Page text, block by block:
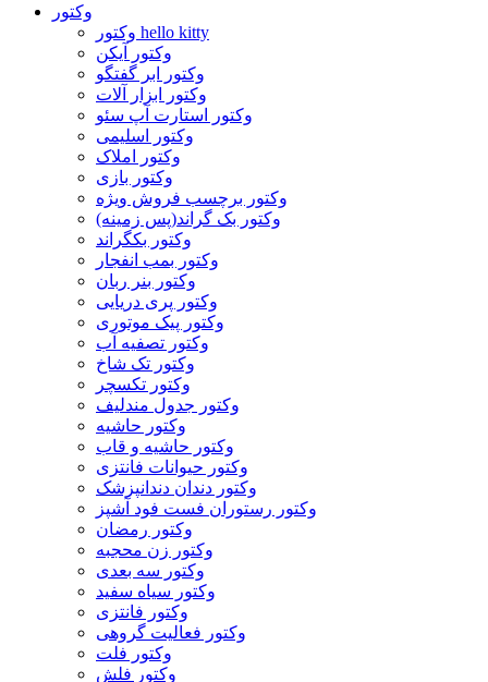
وکتور
وکتور hello kitty
وکتور آیکن
وکتور ابر گفتگو
وکتور ابزار آلات
وکتور استارت آپ سئو
وکتور اسلیمی
وکتور املاک
وکتور بازی
وکتور برچسب فروش ویژه
وکتور بک گراند(پس زمینه)
وکتور بکگراند
وکتور بمب انفجار
وکتور بنر ربان
وکتور پری دریایی
وکتور پیک موتوری
وکتور تصفیه آب
وکتور تک شاخ
وکتور تکسچر
وکتور جدول مندلیف
وکتور حاشیه
وکتور حاشیه و قاب
وکتور حیوانات فانتزی
وکتور دندان دندانپزشک
وکتور رستوران فست فود آشپز
وکتور رمضان
وکتور زن محجبه
وکتور سه بعدی
وکتور سیاه سفید
وکتور فانتزی
وکتور فعالیت گروهی
وکتور فلت
وکتور فلش